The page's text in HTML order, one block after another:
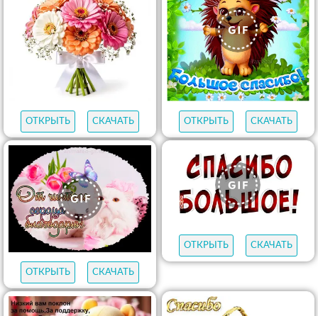
ОТКРЫТЬ СКАЧАТЬ ОТКРЫТЬ СКАЧАТЬ
ОТКРЫТЬ СКАЧАТЬ
ОТКРЫТЬ СКАЧАТЬ